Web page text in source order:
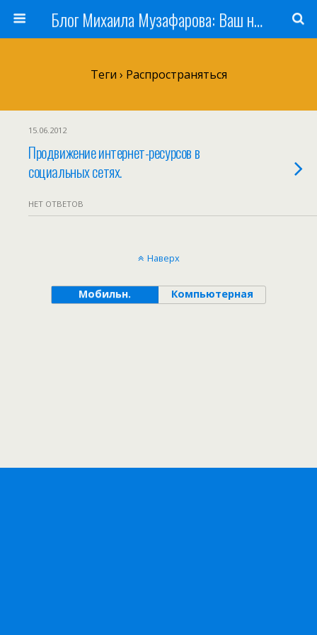
Блог Михаила Музафарова: Ваш наставник по заработку в Интернете
Теги › Распространяться
15.06.2012
Продвижение интернет-ресурсов в
социальных сетях.
НЕТ ОТВЕТОВ
Наверх
Мобильн. Компьютерная